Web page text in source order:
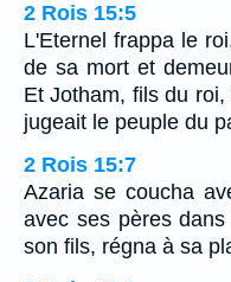
2 Rois 15:5
L'Eternel frappa le
de sa mort et
Et Jotham, fils du
jugeait le peuple du
2 Rois 15:7
Azaria se coucha
avec ses pères
son fils, régna à sa